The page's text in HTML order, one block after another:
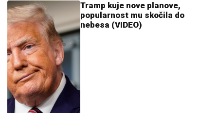
Tramp kuje nove planove,
popularnost mu skočila do
nebesa (VIDEO)